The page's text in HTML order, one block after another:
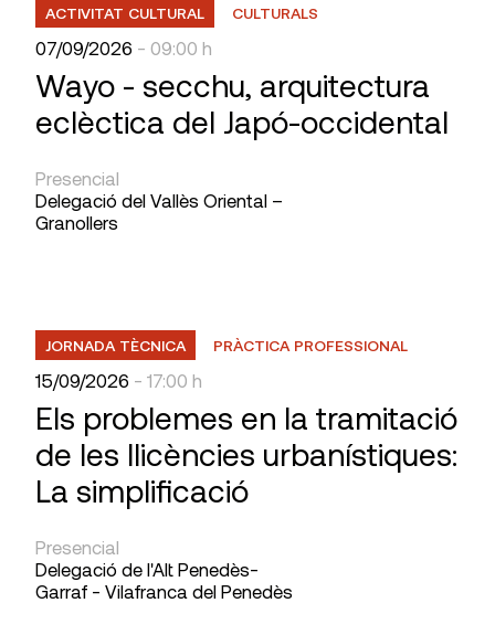
ACTIVITAT CULTURAL CULTURALS
07/09/2026 - 09:00 h
Wayo - secchu, arquitectura
eclèctica del Japó-occidental
Presencial
Delegació del Vallès Oriental –
Granollers
JORNADA TÈCNICA PRÀCTICA PROFESSIONAL
15/09/2026 - 17:00 h
Els problemes en la tramitació
de les llicències urbanístiques:
La simplificació
Presencial
Delegació de l'Alt Penedès-
Garraf - Vilafranca del Penedès